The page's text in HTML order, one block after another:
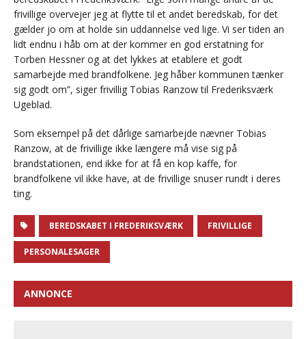
frivillige overvejer jeg at flytte til et andet beredskab, for det
gælder jo om at holde sin uddannelse ved lige. Vi ser tiden an
lidt endnu i håb om at der kommer en god erstatning for
Torben Hessner og at det lykkes at etablere et godt
samarbejde med brandfolkene. Jeg håber kommunen tænker
sig godt om”, siger frivillig Tobias Ranzow til Frederiksværk
Ugeblad.
Som eksempel på det dårlige samarbejde nævner Tobias
Ranzow, at de frivillige ikke længere må vise sig på
brandstationen, end ikke for at få en kop kaffe, for
brandfolkene vil ikke have, at de frivillige snuser rundt i deres
ting.
BEREDSKABET I FREDERIKSVÆRK FRIVILLIGE
PERSONALESAGER
ANNONCE